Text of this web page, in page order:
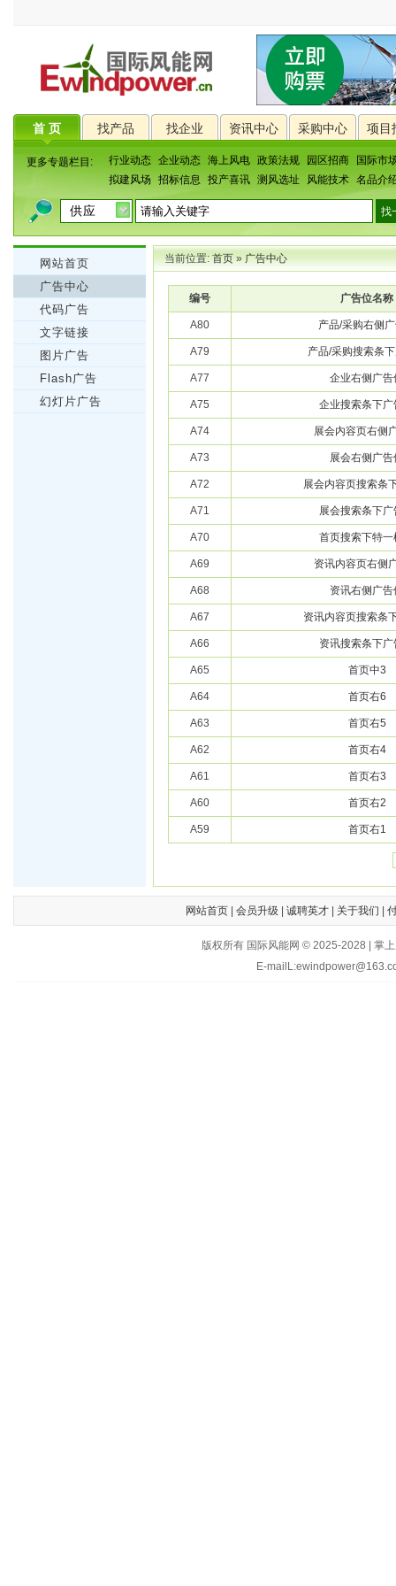
首 页 找产品 找企业 资讯中心 采购中心 项目
更多专题栏目: 行业动态 企业动态 海上风电 政策法规 园区招商
国际市
拟建风场
招标信息 投产喜讯 测风选址 风能技术 名品介
网站首页
广告中心
代码广告
文字链接
图片广告
Flash广告
幻灯片广告
当前位置:首页»广告中心
编号 广告位名称
A80 产品/采购右侧
A79 产品/采购搜索条
A77 企业右侧广告
A75 企业搜索条下广
A74 展会内容页右侧
A73 展会右侧广告
A72 展会内容页搜索条
A71 展会搜索条下广
A70 首页搜索下特一
A69 资讯内容页右侧
A68 资讯右侧广告
A67 资讯内容页搜索条
A66 资讯搜索条下广
A65 首页中3
A64 首页右6
A63 首页右5
A62 首页右4
A61 首页右3
A60 首页右2
A59 首页右1
网站首页| 会员升级 诚聘英才| 关于我们
版权所有 国际风能网 © 2025-2028 | 掌
E-